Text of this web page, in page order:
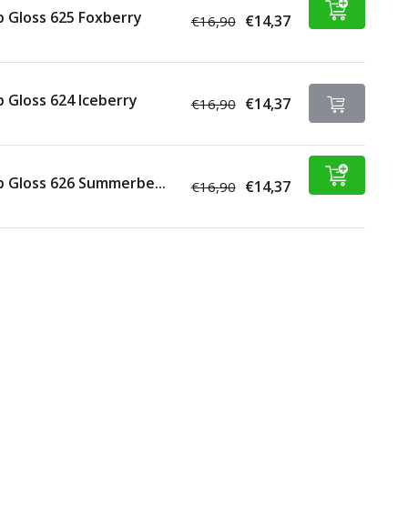
Gloss 625 Foxberry €16,90 €14,37
Gloss 624 Iceberry €16,90 €14,37
Gloss 626 Summerbe... €16,90 €14,37